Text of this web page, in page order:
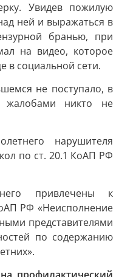
Увидев пожилую
ней и выражаться в
бранью, при
на видео, которое
в социальной сети.
не поступало, в
жалобами никто не
нарушителя
по ст. 20.1 КоАП РФ
привлечены к
РФ «Неисполнение
представителями
по содержанию